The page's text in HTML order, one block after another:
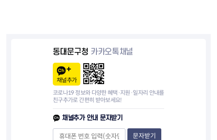
동대문구청 카카오톡채널
채널추가
코로나19 정보와 다양한 혜택·지원·일자리 안내를
친구추가로 간편히 받아보세요!
채널추가 안내 문자받기
문자받기